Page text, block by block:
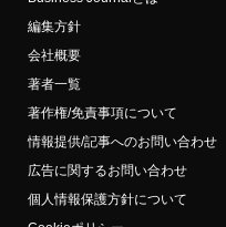
編集方針
会社概要
著者一覧
著作権/免責事項について
情報提供/記事へのお問い合わせ
広告に関するお問い合わせ
個人情報保護方針について